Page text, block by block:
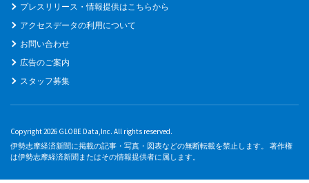
プレスリリース・情報提供はこちらから
アクセスデータの利用について
お問い合わせ
広告のご案内
スタッフ募集
Copyright 2026 GLOBE Data,Inc. All rights reserved.
伊勢志摩経済新聞に掲載の記事・写真・図表などの無断転載を禁止します。 著作権
は伊勢志摩経済新聞またはその情報提供者に属します。